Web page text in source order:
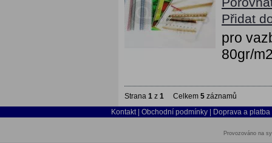
Přidat
pro
80gr/
Strana 1 z 1 Celkem 5 záznamů
Kontakt
Obchodní podmínky Doprava a platba
Provozováno na